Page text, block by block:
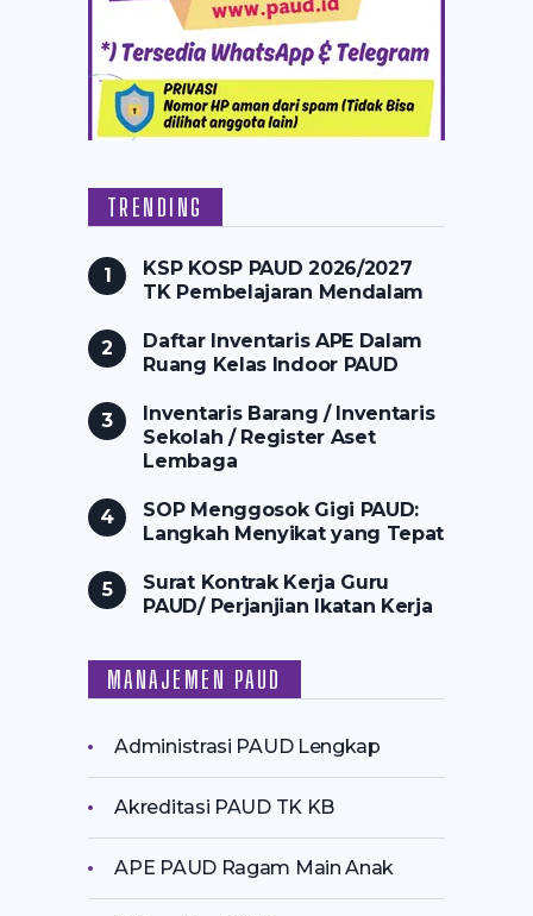
TRENDING
KSP KOSP PAUD 2026/2027
TK Pembelajaran Mendalam
Daftar Inventaris APE Dalam
Ruang Kelas Indoor PAUD
Inventaris Barang / Inventaris
Sekolah / Register Aset
Lembaga
SOP Menggosok Gigi PAUD:
Langkah Menyikat yang Tepat
Surat Kontrak Kerja Guru
PAUD/ Perjanjian Ikatan Kerja
MANAJEMEN PAUD
Administrasi PAUD Lengkap
Akreditasi PAUD TK KB
APE PAUD Ragam Main Anak